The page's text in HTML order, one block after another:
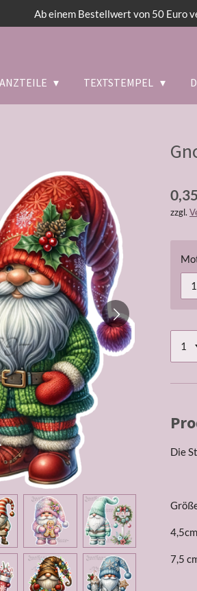
Ab einem Bestellwert von 50 Euro
TEXTSTEMPEL
zzgl.
Die
7,5